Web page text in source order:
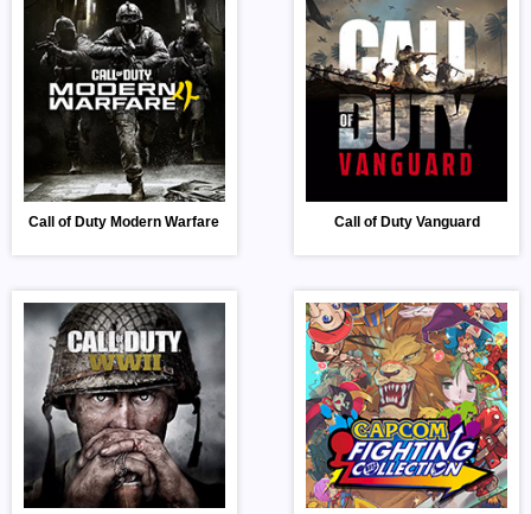
Call of Duty Modern Warfare 4 Call of Duty Vanguard